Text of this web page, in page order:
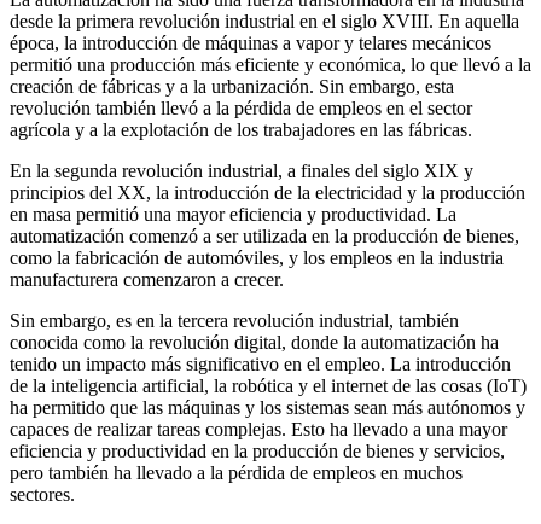
desde la primera revolución industrial en el siglo XVIII. En aquella
época, la introducción de máquinas a vapor y telares mecánicos
permitió una producción más eficiente y económica, lo que llevó a la
creación de fábricas y a la urbanización. Sin embargo, esta
revolución también llevó a la pérdida de empleos en el sector
agrícola y a la explotación de los trabajadores en las fábricas.
En la segunda revolución industrial, a finales del siglo XIX y
principios del XX, la introducción de la electricidad y la producción
en masa permitió una mayor eficiencia y productividad. La
automatización comenzó a ser utilizada en la producción de bienes,
como la fabricación de automóviles, y los empleos en la industria
manufacturera comenzaron a crecer.
Sin embargo, es en la tercera revolución industrial, también
conocida como la revolución digital, donde la automatización ha
tenido un impacto más significativo en el empleo. La introducción
de la inteligencia artificial, la robótica y el internet de las cosas (IoT)
ha permitido que las máquinas y los sistemas sean más autónomos y
capaces de realizar tareas complejas. Esto ha llevado a una mayor
eficiencia y productividad en la producción de bienes y servicios,
pero también ha llevado a la pérdida de empleos en muchos
sectores.